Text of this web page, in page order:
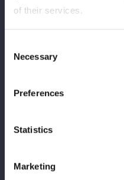
of their services.
Selection
Necessary
Preferences
Statistics
Marketing
来歴
両親の影響で幼少期
にDRAGON GATE
意識。高校時代、進
AZMや吏南に憧れて